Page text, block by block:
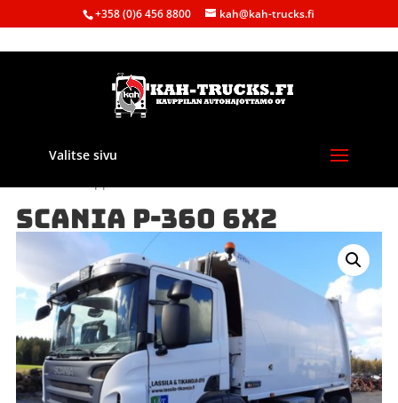
+358 (0)6 456 8800 kah@kah-trucks.fi
Valitse sivu
SCANIA P-360 6X2